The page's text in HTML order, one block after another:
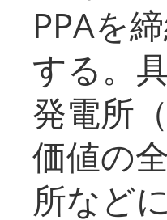
PPAを
する。
発電所
価値の
所など